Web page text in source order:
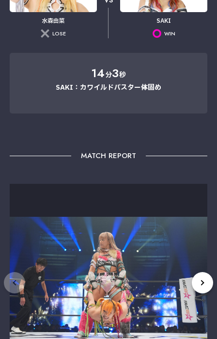
水森由菜
LOSE
SAKI
WIN
14分3秒
SAKI：カワイルドバスター→体固め
MATCH REPORT